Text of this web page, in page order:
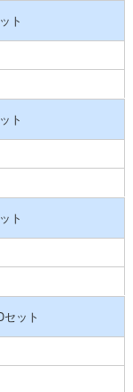
ト
ト
ト
ット